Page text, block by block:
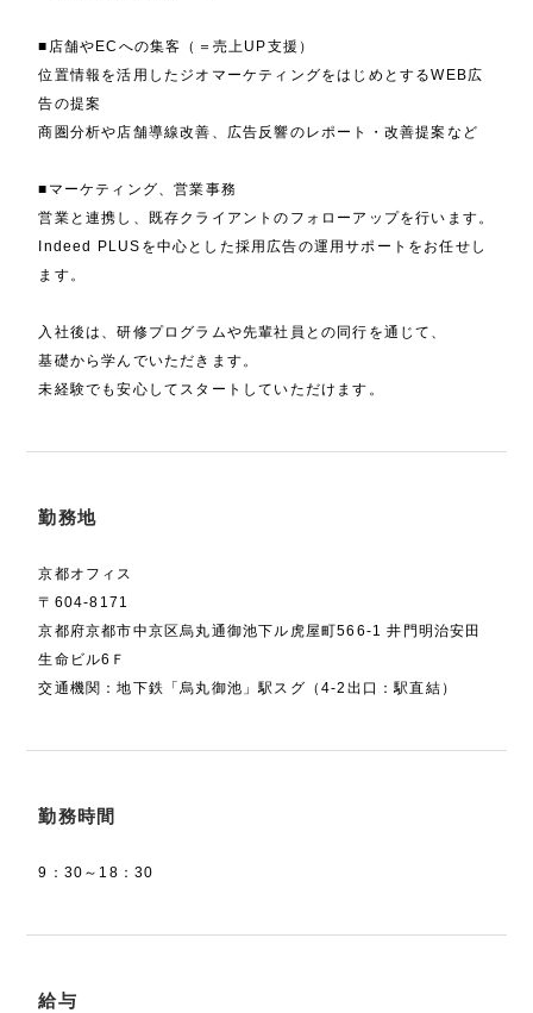
■店舗やECへの集客（＝売上UP支援）
位置情報を活用したジオマーケティングをはじめとするWEB広
告の提案
商圏分析や店舗導線改善、広告反響のレポート・改善提案など
■マーケティング、営業事務
営業と連携し、既存クライアントのフォローアップを行います。
Indeed PLUSを中心とした採用広告の運用サポートをお任せし
ます。
入社後は、研修プログラムや先輩社員との同行を通じて、
基礎から学んでいただきます。
未経験でも安心してスタートしていただけます。
勤務地
京都オフィス
〒604-8171
京都府京都市中京区烏丸通御池下ル虎屋町566-1 井門明治安田
生命ビル6Ｆ
交通機関：地下鉄「烏丸御池」駅スグ（4-2出口：駅直結）
勤務時間
9：30～18：30
給与